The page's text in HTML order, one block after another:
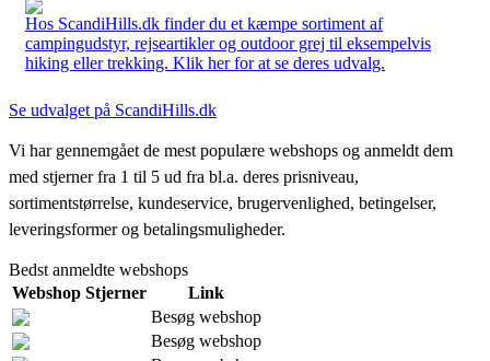
Hos ScandiHills.dk finder du et kæmpe sortiment af
campingudstyr, rejseartikler og outdoor grej til eksempelvis
hiking eller trekking. Klik her for at se deres udvalg.
Se udvalget på ScandiHills.dk
Vi har gennemgået de mest populære webshops og anmeldt dem
med stjerner fra 1 til 5 ud fra bl.a. deres prisniveau,
sortimentstørrelse, kundeservice, brugervenlighed, betingelser,
leveringsformer og betalingsmuligheder.
Bedst anmeldte webshops
Webshop Stjerner
Link
Besøg webshop
Besøg webshop